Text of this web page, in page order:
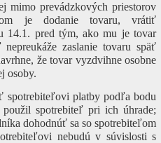
mimo prevádzkových priestorov
je dodanie tovaru, vrátiť
14.1. pred tým, ako mu je tovar
zaslanie tovaru späť
že tovar vyzdvihne osobne
osoby.
spotrebiteľovi platby podľa bodu
spotrebiteľ pri ich úhrade;
dohodnúť sa so spotrebiteľom
nebudú v súvislosti s